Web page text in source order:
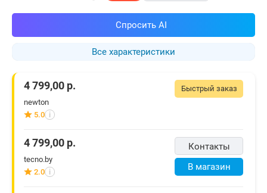
Все характеристики
Спросить AI
Быстрый заказ
4 799,00 р.
newton
5.0 i
Контакты
В магазин
4 799,00 р.
tecno.by
2.0 i